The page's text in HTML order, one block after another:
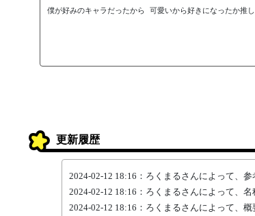
僕が好みのキャラだったから 可愛いから好きになったか推
更新履歴
2024-02-12 18:16：ろくまるさんによって、参
2024-02-12 18:16：ろくまるさんによって、名
2024-02-12 18:16：ろくまるさんによって、概